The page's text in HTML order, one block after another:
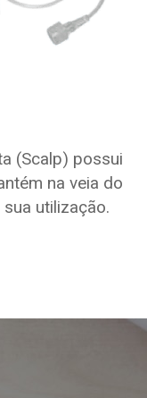
(Scalp) possui
na veia do
utilização.